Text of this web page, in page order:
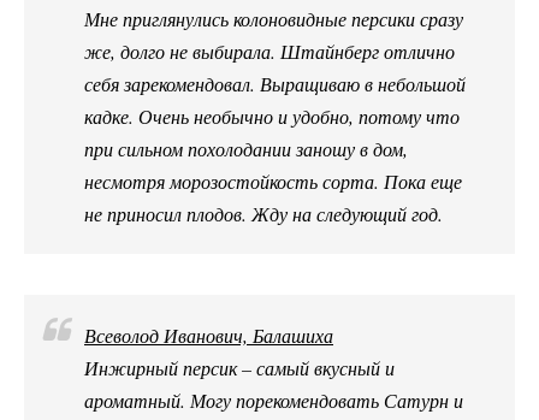
Мне приглянулись колоновидные персики сразу
же, долго не выбирала. Штайнберг отлично
себя зарекомендовал. Выращиваю в небольшой
кадке. Очень необычно и удобно, потому что
при сильном похолодании заношу в дом,
несмотря морозостойкость сорта. Пока еще
не приносил плодов. Жду на следующий год.
Всеволод Иванович, Балашиха
Инжирный персик – самый вкусный и
ароматный. Могу порекомендовать Сатурн и